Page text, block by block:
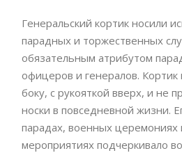
Генеральский кортик носили
парадных и торжественных
обязательным атрибутом
офицеров и генералов. Кортик
боку, с рукояткой вверх, и не
носки в повседневной жизни.
парадах, военных церемониях
мероприятиях подчеркивало